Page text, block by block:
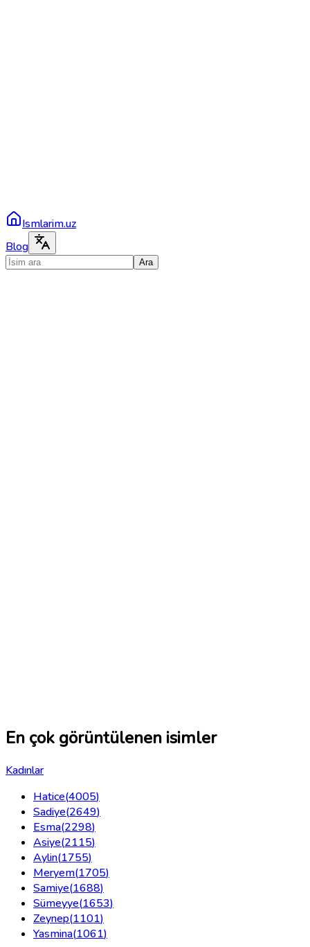
Ismlarim.uz
Blog
Ara
En çok görüntülenen isimler
Kadınlar
Hatice(4005)
Sadiye(2649)
Esma(2298)
Asiye(2115)
Aylin(1755)
Meryem(1705)
Samiye(1688)
Sümeyye(1653)
Zeynep(1101)
Yasmina(1061)